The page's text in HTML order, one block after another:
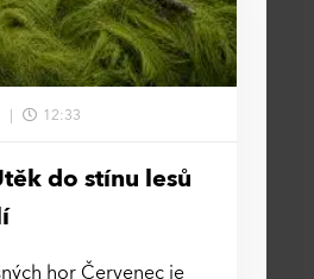
do stínu lesů
hor Červenec je
12:33